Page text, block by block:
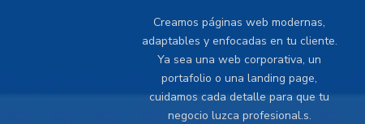
Creamos páginas web modernas,
adaptables y enfocadas en tu cliente.
Ya sea una web corporativa, un
portafolio o una landing page,
cuidamos cada detalle para que tu
negocio luzca profesional.s.